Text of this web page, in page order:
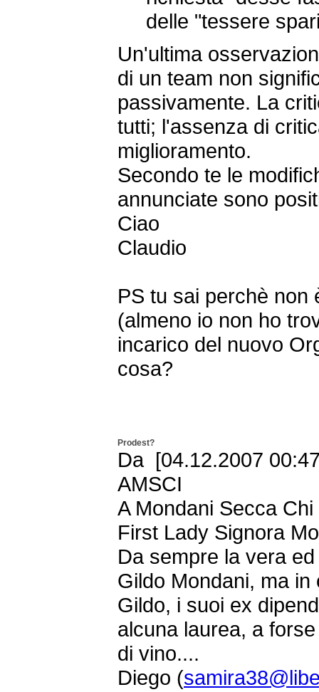
delle "tessere
Un'ultima
di un team non
passivamente. La
tutti; l'assenza di
miglioramento.
Secondo te le
annunciate sono
Ciao
Claudio
PS tu sai perchè non
(almeno io non ho
incarico del nuovo
cosa?
Prodest?
Da [04.12.2007
AMSCI
A Mondani Secca
First Lady Signora
Da sempre la vera
Gildo Mondani, ma
Gildo, i suoi ex
alcuna laurea, a
di vino....
Diego (